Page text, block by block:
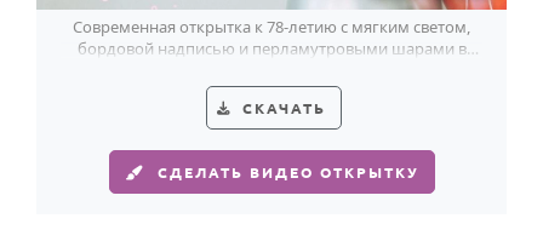
Современная открытка к 78-летию с мягким светом,
бордовой надписью и перламутровыми шарами в
СКАЧАТЬ
СДЕЛАТЬ ВИДЕО ОТКРЫТКУ